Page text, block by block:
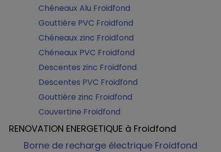
Chéneaux Alu Froidfond
Gouttière PVC Froidfond
Chéneaux zinc Froidfond
Chéneaux PVC Froidfond
Descentes zinc Froidfond
Descentes PVC Froidfond
Gouttière zinc Froidfond
Couvertine Froidfond
RENOVATION ENERGETIQUE à Froidfond
Borne de recharge électrique Froidfond